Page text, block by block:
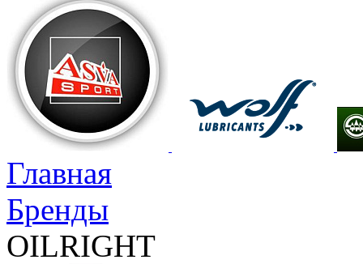
Главная
Бренды
OILRIGHT